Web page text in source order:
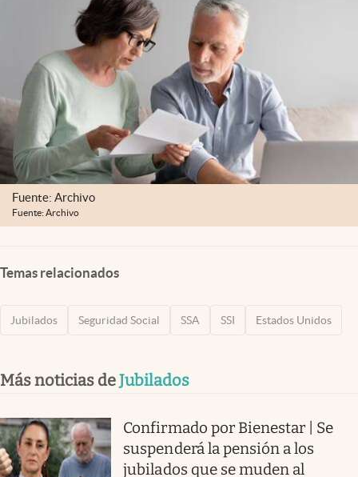
Fuente: Archivo
Fuente: Archivo
Temas relacionados
Jubilados Seguridad Social SSA SSI Estados Unidos
Más noticias deJubilados
Confirmado por Bienestar | Se
suspenderá la pensión a los
jubilados que se muden al